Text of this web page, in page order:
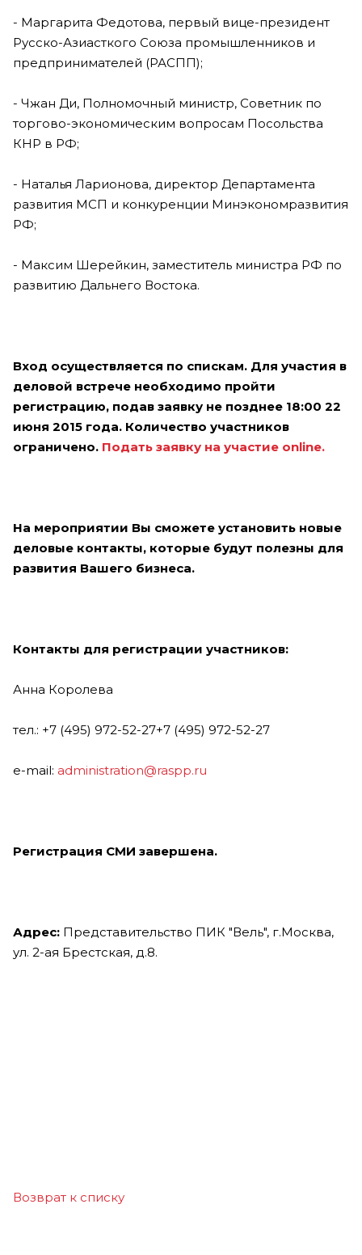
- Маргарита Федотова, первый вице-президент
Русско-Азиасткого Союза промышленников и
предпринимателей (РАСПП);
- Чжан Ди, Полномочный министр, Советник по
торгово-экономическим вопросам Посольства
КНР в РФ;
- Наталья Ларионова, директор Департамента
развития МСП и конкуренции Минэкономразвития
РФ;
- Максим Шерейкин, заместитель министра РФ по
развитию Дальнего Востока.
Вход осуществляется по спискам. Для участия в
деловой встрече необходимо пройти
регистрацию, подав заявку не позднее 18:00 22
июня 2015 года. Количество участников
ограничено. Подать заявку на участие online.
На мероприятии Вы сможете установить новые
деловые контакты, которые будут полезны для
развития Вашего бизнеса.
Контакты для регистрации участников:
Анна Королева
тел.: +7 (495) 972-52-27+7 (495) 972-52-27
e-mail: administration@raspp.ru
Регистрация СМИ завершена.
Адрес: Представительство ПИК "Вель", г.Москва,
ул. 2-ая Брестская, д.8.
Возврат к списку